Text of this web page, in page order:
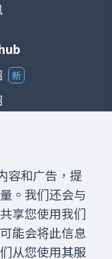
新
容和广告，提
。我们还会与
享您使用我们
能会将此信息
从您使用其服